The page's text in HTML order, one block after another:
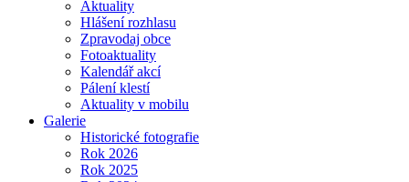
Aktuality
Hlášení rozhlasu
Zpravodaj obce
Fotoaktuality
Kalendář akcí
Pálení klestí
Aktuality v mobilu
Galerie
Historické fotografie
Rok 2026
Rok 2025